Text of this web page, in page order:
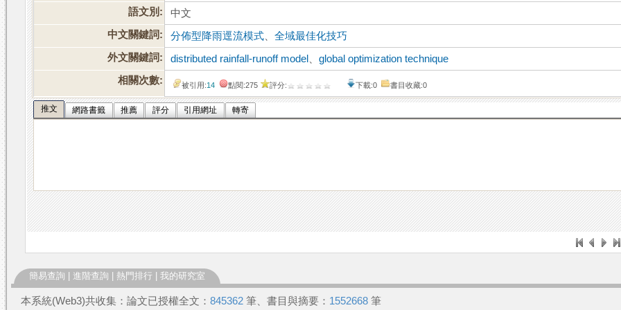
語文別:
中文
中文關鍵詞:
分佈型降雨逕流模式 、全域最佳化技巧
外文關鍵詞:
distributed rainfall-runoff model 、global optimization technique
相關次數:
被引用:14 點閱:275 評分: 下載:0 書目收藏:0
推文 網路書籤 推薦 評分 引用網址 轉寄
簡易查詢 進階查詢 熱門排行 我的研究室
本系統(Web3)共收集：論文已授權全文： 845362 筆、書目與摘要： 1552668 筆